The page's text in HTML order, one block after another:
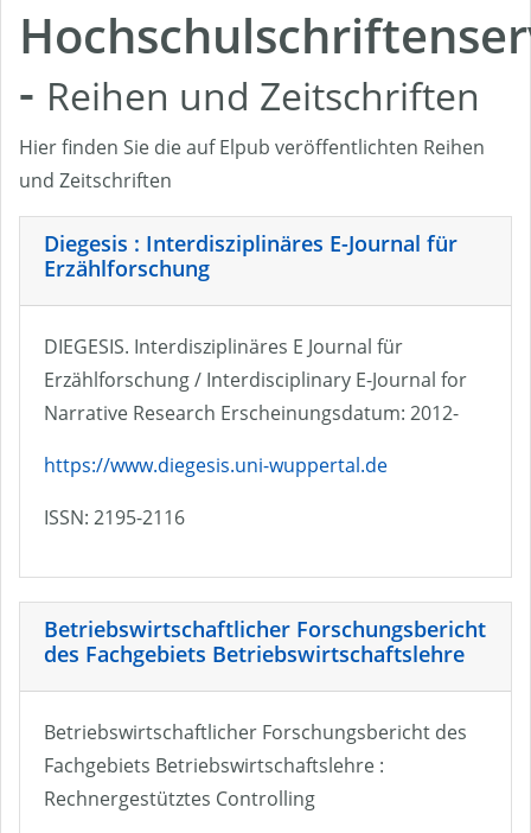
- Reihen und Zeitschriften
Hier finden Sie die auf Elpub veröffentlichten Reihen
und Zeitschriften
Diegesis : Interdisziplinäres E-Journal für
Erzählforschung
DIEGESIS. Interdisziplinäres E Journal für
Erzählforschung / Interdisciplinary E-Journal for
Narrative Research Erscheinungsdatum: 2012-
https://www.diegesis.uni-wuppertal.de
ISSN: 2195-2116
Betriebswirtschaftlicher Forschungsbericht
des Fachgebiets Betriebswirtschaftslehre
Betriebswirtschaftlicher Forschungsbericht des
Fachgebiets Betriebswirtschaftslehre :
Rechnergestütztes Controlling